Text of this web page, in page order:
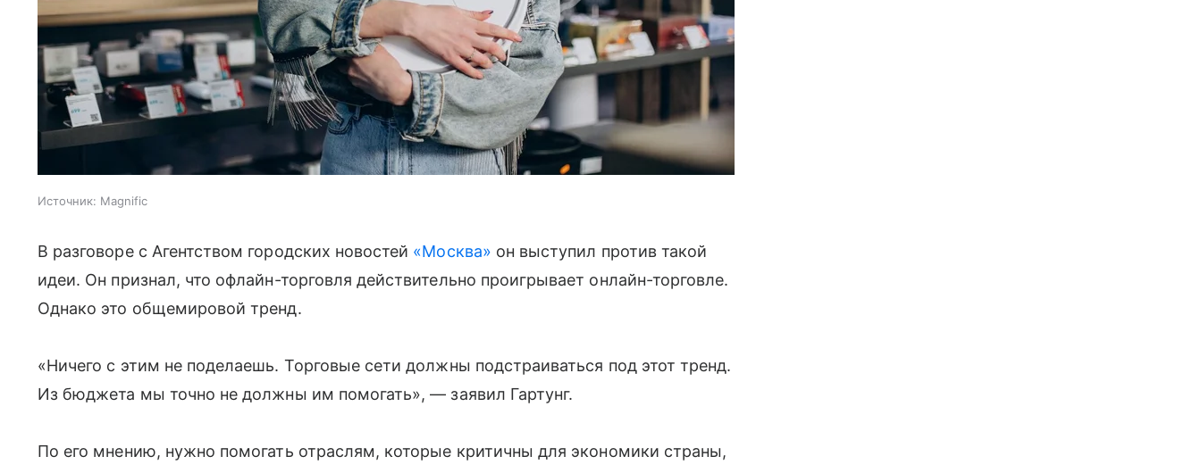
Источник: Magnific
В разговоре с Агентством городских новостей «Москва» он выступил против такой
идеи. Он признал, что офлайн-торговля действительно проигрывает онлайн-торговле.
Однако это общемировой тренд.
«Ничего с этим не поделаешь. Торговые сети должны подстраиваться под этот тренд.
Из бюджета мы точно не должны им помогать», — заявил Гартунг.
По его мнению, нужно помогать отраслям, которые критичны для экономики страны,